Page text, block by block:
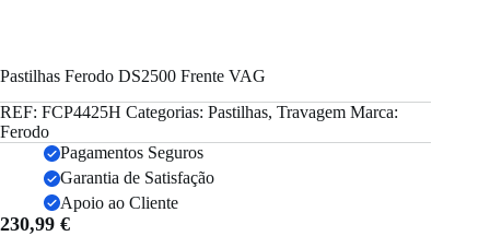
Pastilhas Ferodo DS2500 Frente VAG
REF: FCP4425H Categorias: Pastilhas, Travagem Marca:
Ferodo
Pagamentos Seguros
Garantia de Satisfação
Apoio ao Cliente
230,99 €